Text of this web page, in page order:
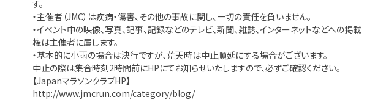
す。
‪・主催者（JMC）は疾病・傷害、その他の事故に関し、一切の責任を負いません。‬
‪・イベント中の映像、写真、記事、記録などのテレビ、新聞、雑誌、インターネットなどへの掲載
権は主催者に属します。
・基本的に小雨の場合は決行ですが、荒天時は中止順延にする場合がございます。
中止の際は集合時刻2時間前にHPにてお知らせいたしますので、必ずご確認ください。
【JapanマラソンクラブHP】
http://www.jmcrun.com/category/blog/